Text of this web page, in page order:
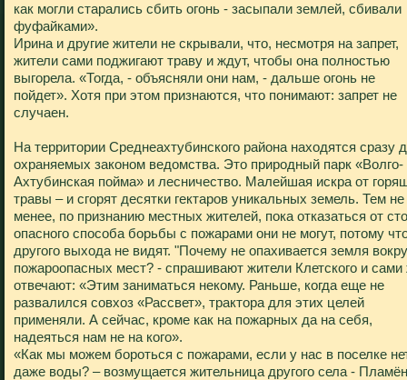
как могли старались сбить огонь - засыпали землей, сбивали
фуфайками».
Ирина и другие жители не скрывали, что, несмотря на запрет,
жители сами поджигают траву и ждут, чтобы она полностью
выгорела. «Тогда, - объясняли они нам, - дальше огонь не
пойдет». Хотя при этом признаются, что понимают: запрет не
случаен.
На территории Среднеахтубинского района находятся сразу
охраняемых законом ведомства. Это природный парк «Волго-
Ахтубинская пойма» и лесничество. Малейшая искра от
травы – и сгорят десятки гектаров уникальных земель. Тем не
менее, по признанию местных жителей, пока отказаться от
опасного способа борьбы с пожарами они не могут, потому
другого выхода не видят. "Почему не опахивается земля
пожароопасных мест? - спрашивают жители Клетского и сами
отвечают: «Этим заниматься некому. Раньше, когда еще не
развалился совхоз «Рассвет», трактора для этих целей
применяли. А сейчас, кроме как на пожарных да на себя,
надеяться нам не на кого».
«Как мы можем бороться с пожарами, если у нас в поселке
даже воды? – возмущается жительница другого села -